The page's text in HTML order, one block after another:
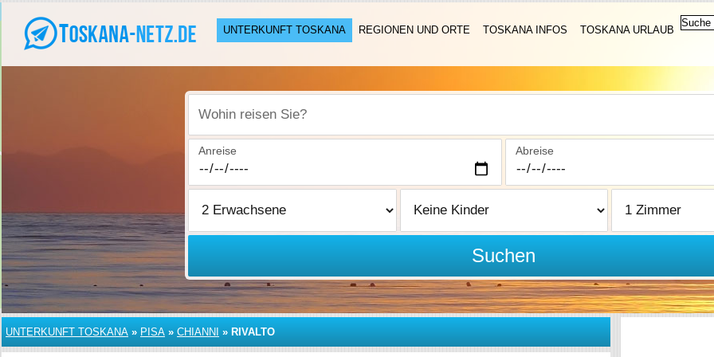
UNTERKUNFT TOSKANA REGIONEN UND ORTE TOSKANA INFOS TOSKANA URLAUB
Wohin reisen Sie?
Anreise Abreise
Suchen
UNTERKUNFT TOSKANA » PISA » CHIANNI » RIVALTO